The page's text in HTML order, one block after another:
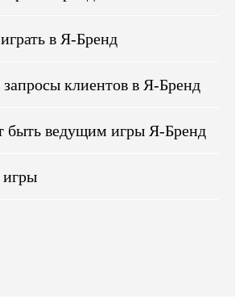
в Я-Бренд
клиентов в Я-Бренд
быть ведущим игры Я-Бренд
игры